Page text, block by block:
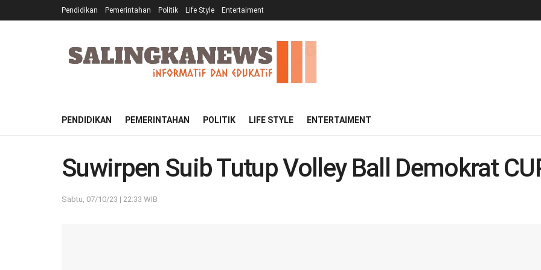
Pendidikan Pemerintahan Politik Life Style Entertaiment
PENDIDIKAN PEMERINTAHAN POLITIK LIFE STYLE ENTERTAIMENT
Suwirpen Suib Tutup Volley Ball Demokrat
Sabtu, 07/10/23 | 22:33 WIB